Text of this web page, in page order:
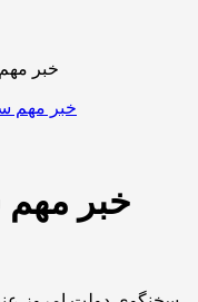
خبر
خبر